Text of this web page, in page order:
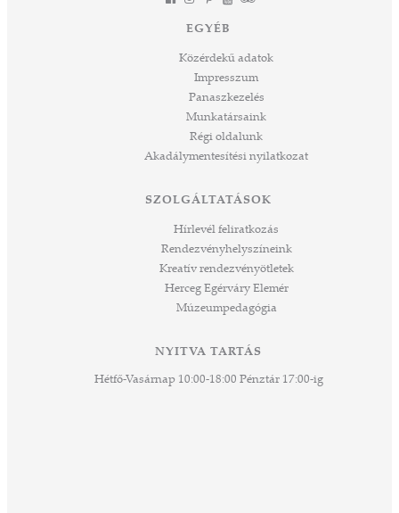
EGYÉB
Közérdekű adatok
Impresszum
Panaszkezelés
Munkatársaink
Régi oldalunk
Akadálymentesítési nyilatkozat
SZOLGÁLTATÁSOK
Hírlevél feliratkozás
Rendezvényhelyszíneink
Kreatív rendezvényötletek
Herceg Egérváry Elemér
Múzeumpedagógia
NYITVA TARTÁS
Hétfő-Vasárnap 10:00-18:00 Pénztár 17:00-ig